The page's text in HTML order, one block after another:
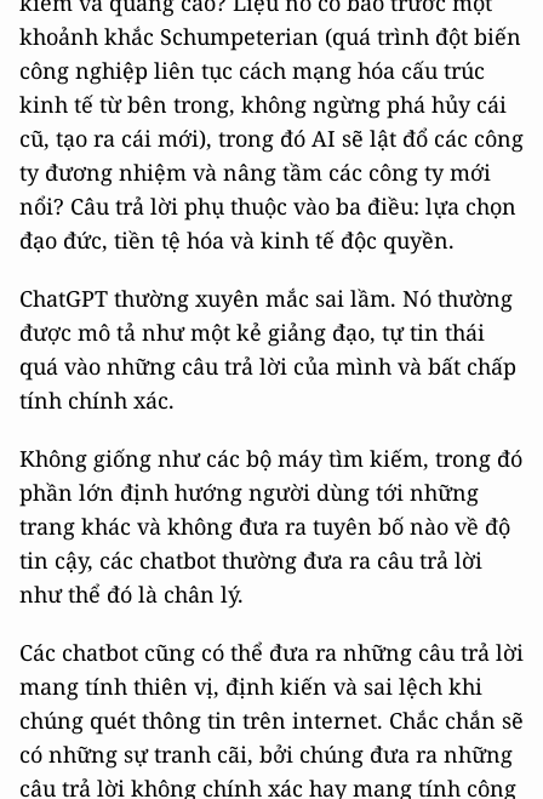
khoảnh khắc Schumpeterian (quá trình đột biến
công nghiệp liên tục cách mạng hóa cấu trúc
kinh tế từ bên trong, không ngừng phá hủy cái
cũ, tạo ra cái mới), trong đó AI sẽ lật đổ các công
ty đương nhiệm và nâng tầm các công ty mới
nổi? Câu trả lời phụ thuộc vào ba điều: lựa chọn
đạo đức, tiền tệ hóa và kinh tế độc quyền.
ChatGPT thường xuyên mắc sai lầm. Nó thường
được mô tả như một kẻ giảng đạo, tự tin thái
quá vào những câu trả lời của mình và bất chấp
tính chính xác.
Không giống như các bộ máy tìm kiếm, trong đó
phần lớn định hướng người dùng tới những
trang khác và không đưa ra tuyên bố nào về độ
tin cậy, các chatbot thường đưa ra câu trả lời
như thể đó là chân lý.
Các chatbot cũng có thể đưa ra những câu trả lời
mang tính thiên vị, định kiến và sai lệch khi
chúng quét thông tin trên internet. Chắc chắn sẽ
có những sự tranh cãi, bởi chúng đưa ra những
câu trả lời không chính xác hay mang tính công